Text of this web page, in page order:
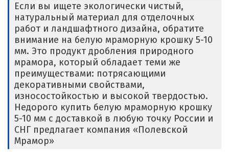
Если вы ищете экологически чистый,
натуральный материал для отделочных
работ и ландшафтного дизайна, обратите
внимание на белую мраморную крошку 5-10
мм. Это продукт дробления природного
мрамора, который обладает теми же
преимуществами: потрясающими
декоративными свойствами,
износостойкостью и высокой твердостью.
Недорого купить белую мраморную крошку
5-10 мм с доставкой в любую точку России и
СНГ предлагает компания «Полевской
Мрамор»